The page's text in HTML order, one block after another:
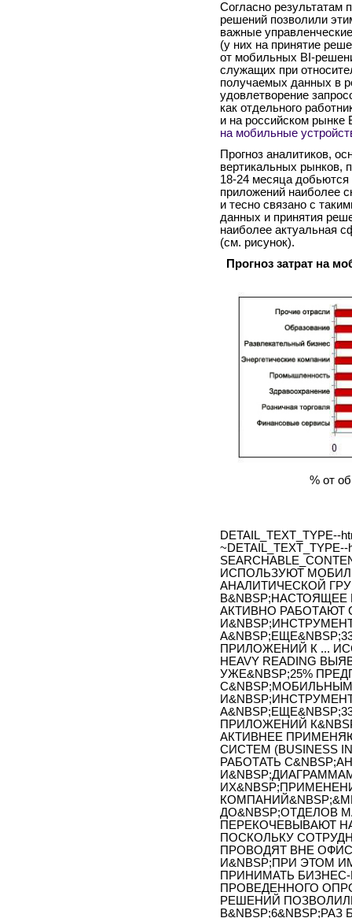
Согласно результатам
решений позволили
важные
(у них на принятие
от мобильных BI-
служащих при
получаемых данных в
удовлетворение
как отдельного
и на российском рынке
на мобильные
Прогноз аналитиков,
вертикальных рынков,
18-24 месяца добьются
приложений наиболее
и тесно связано с
данных и принятия
наиболее актуальная
(см. рисунок).
Прогноз затрат на
% от
DETAIL_TEXT_TYPE--
~DETAIL_TEXT_TYPE--
ИСПОЛЬЗУЮТ
АНАЛИТИЧЕСКОЙ
АКТИВНО РАБОТАЮТ
ПРИЛОЖЕНИЙ К ...
HEAVY READING
УЖЕ&NBSP;25%
ПРИЛОЖЕНИЙ
АКТИВНЕЕ
СИСТЕМ (BUSINESS
РАБОТАТЬ
ДО&NBSP;ОТДЕЛОВ
ПЕРЕКОЧЕВЫВАЮТ
ПОСКОЛЬКУ
ПРОВОДЯТ ВНЕ
И&NBSP;ПРИ ЭТОМ
ПРИНИМАТЬ
ПРОВЕДЕННОГО
РЕШЕНИЙ